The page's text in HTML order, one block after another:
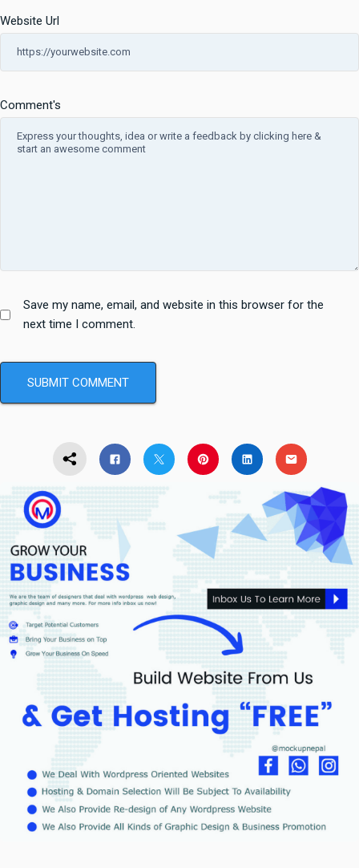
Comment's
Website Url
Save my name, email, and website in this browser for the
next time I comment.